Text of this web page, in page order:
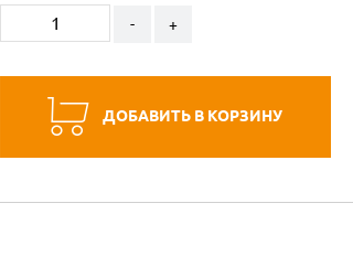
- +
ДОБАВИТЬ В КОРЗИНУ